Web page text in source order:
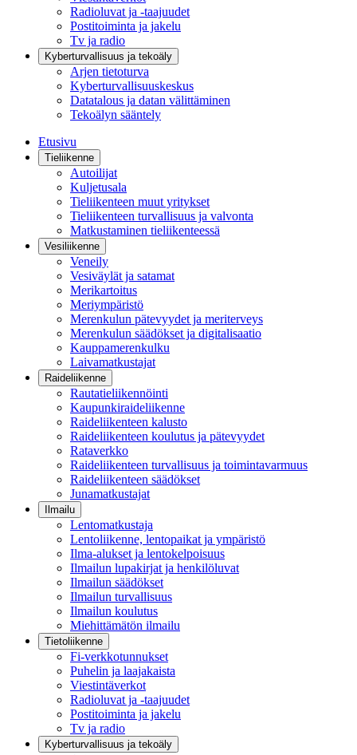
Radioluvat ja -taajuudet
Postitoiminta ja jakelu
Tv ja radio
Kyberturvallisuus ja tekoäly
Arjen tietoturva
Kyberturvallisuuskeskus
Datatalous ja datan välittäminen
Tekoälyn sääntely
Etusivu
Tieliikenne
Autoilijat
Kuljetusala
Tieliikenteen muut yritykset
Tieliikenteen turvallisuus ja valvonta
Matkustaminen tieliikenteessä
Vesiliikenne
Veneily
Vesiväylät ja satamat
Merikartoitus
Meriympäristö
Merenkulun pätevyydet ja meriterveys
Merenkulun säädökset ja digitalisaatio
Kauppamerenkulku
Laivamatkustajat
Raideliikenne
Rautatieliikennöinti
Kaupunkiraideliikenne
Raideliikenteen kalusto
Raideliikenteen koulutus ja pätevyydet
Rataverkko
Raideliikenteen turvallisuus ja toimintavarmuus
Raideliikenteen säädökset
Junamatkustajat
Ilmailu
Lentomatkustaja
Lentoliikenne, lentopaikat ja ympäristö
Ilma-alukset ja lentokelpoisuus
Ilmailun lupakirjat ja henkilöluvat
Ilmailun säädökset
Ilmailun turvallisuus
Ilmailun koulutus
Miehittämätön ilmailu
Tietoliikenne
Fi-verkkotunnukset
Puhelin ja laajakaista
Viestintäverkot
Radioluvat ja -taajuudet
Postitoiminta ja jakelu
Tv ja radio
Kyberturvallisuus ja tekoäly